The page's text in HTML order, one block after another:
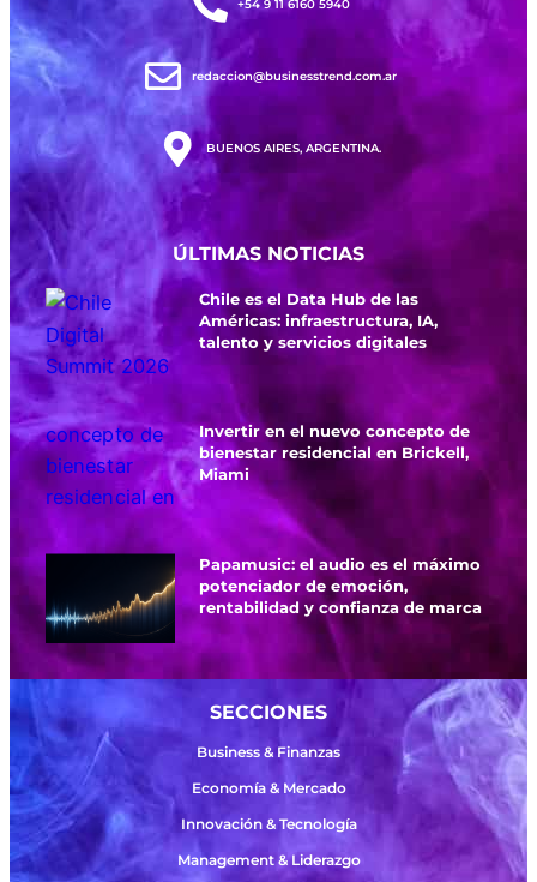
+54 9 11 6160 5940
redaccion@businesstrend.com.ar
BUENOS AIRES, ARGENTINA.
ÚLTIMAS NOTICIAS
Chile es el Data Hub de las
Américas: infraestructura, IA,
talento y servicios digitales
Invertir en el nuevo concepto de
bienestar residencial en Brickell,
Miami
Papamusic: el audio es el máximo
potenciador de emoción,
rentabilidad y confianza de marca
SECCIONES
Business & Finanzas
Economía & Mercado
Innovación & Tecnología
Management & Liderazgo